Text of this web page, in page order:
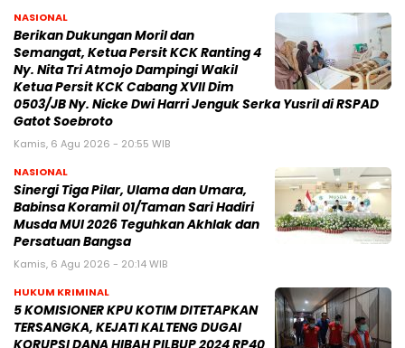
NASIONAL
Berikan Dukungan Moril dan
Semangat, Ketua Persit KCK Ranting 4
Ny. Nita Tri Atmojo Dampingi Wakil
Ketua Persit KCK Cabang XVII Dim
0503/JB Ny. Nicke Dwi Harri Jenguk Serka Yusril di RSPAD
Gatot Soebroto
Kamis, 6 Agu 2026 - 20:55 WIB
NASIONAL
Sinergi Tiga Pilar, Ulama dan Umara,
Babinsa Koramil 01/Taman Sari Hadiri
Musda MUI 2026 Teguhkan Akhlak dan
Persatuan Bangsa
Kamis, 6 Agu 2026 - 20:14 WIB
HUKUM KRIMINAL
5 KOMISIONER KPU KOTIM DITETAPKAN
TERSANGKA, KEJATI KALTENG DUGAI